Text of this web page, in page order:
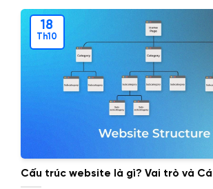
Cấu trúc website là gì? Vai trò và
18
Th10